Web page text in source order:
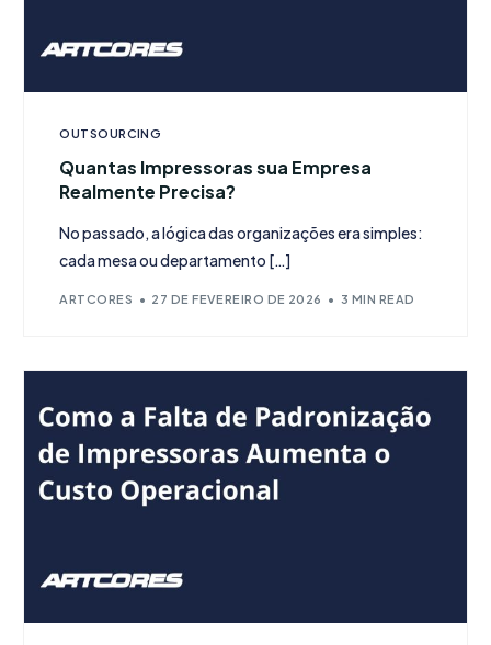
OUTSOURCING
Quantas Impressoras sua Empresa
Realmente Precisa?
No passado, a lógica das organizações era simples:
cada mesa ou departamento […]
ARTCORES 27 DE FEVEREIRO DE 2026 3 MIN READ